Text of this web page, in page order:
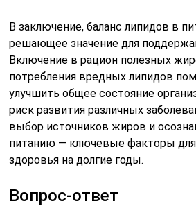
В заключение, баланс липидов в
решающее значение для
Включение в рацион полезных
потребления вредных липидов
улучшить общее состояние
риск развития различных
выбор источников жиров и
питанию — ключевые факторы
здоровья на долгие годы.
Вопрос-ответ